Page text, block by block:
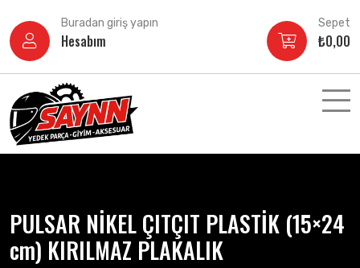
atla
Buradan giriş yapın
Hesabım
Sepet
₺0,00
PULSAR NİKEL ÇITÇIT PLASTİK (15×24
cm) KIRILMAZ PLAKALIK